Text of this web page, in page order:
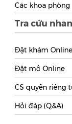
Các khoa phòng
Tra cứu
Đặt khám Online
Đặt mổ Online
CS quyền riêng
Hỏi đáp (Q&A)